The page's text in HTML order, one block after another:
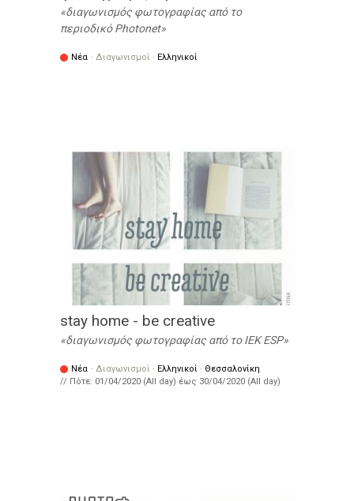
διαγωνισμός φωτογραφίας από το
περιοδικό Photonet
Νέα · Διαγωνισμοί · Ελληνικοί
stay home - be creative
διαγωνισμός φωτογραφίας από το IEK ESP
Νέα · Διαγωνισμοί · Ελληνικοί · Θεσσαλονίκη
// Πότε: 01/04/2020 (All day) έως 30/04/2020 (All day)